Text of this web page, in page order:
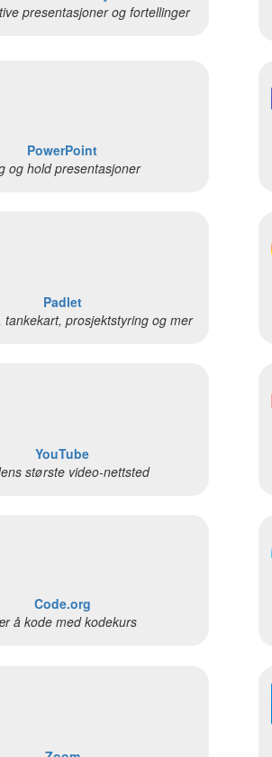
presentasjoner og fortellinger
PowerPoint
og hold presentasjoner
Padlet
tankekart, prosjektstyring og mer
YouTube
største video-nettsted
Code.org
å kode med kodekurs